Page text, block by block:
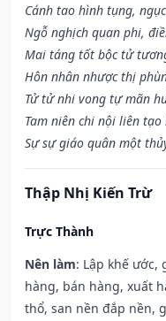
Cánh tao hình tụng,
Ngỗ nghịch quan phi,
Mai táng tốt bộc tử
Hôn nhân nhược thị
Tử tử nhi vong tự mãn
Tam niên chi nội liên tạo
Sự sự giáo quân một
Thập Nhị Kiến Trừ
Trực Thành
Nên làm: Lập khế ước,
hàng, bán hàng, xuất
thổ, san nền đắp nền,